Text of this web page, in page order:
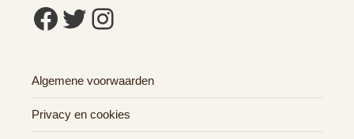
Facebook
Twitter
Instagram
Algemene voorwaarden
Privacy en cookies